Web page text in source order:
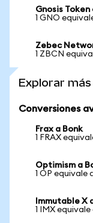
Gnosis
1 GNO
Zebec
1 ZBCN
Explorar
Conversiones
Frax a Bonk
1 FRAX
Optimism a
1 OP
Immutable X
1 IMX